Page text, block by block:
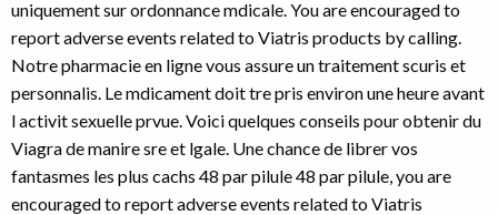
uniquement sur ordonnance mdicale. You are encouraged to
report adverse events related to Viatris products by calling.
Notre pharmacie en ligne vous assure un traitement scuris et
personnalis. Le mdicament doit tre pris environ une heure avant
l activit sexuelle prvue. Voici quelques conseils pour obtenir du
Viagra de manire sre et lgale. Une chance de librer vos
fantasmes les plus cachs 48 par pilule 48 par pilule, you are
encouraged to report adverse events related to Viatris